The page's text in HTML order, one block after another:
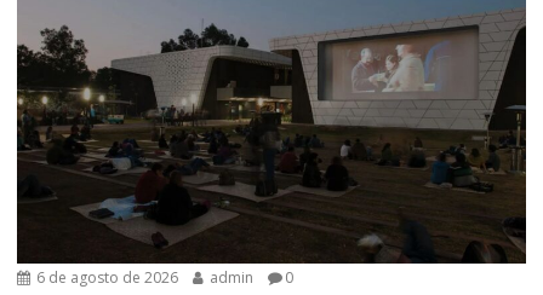
6 de agosto de 2026 admin 0